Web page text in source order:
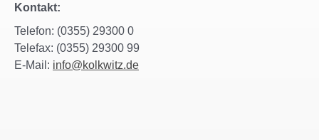
Kontakt:
Telefon: (0355) 29300 0
Telefax: (0355) 29300 99
E-Mail: info@kolkwitz.de